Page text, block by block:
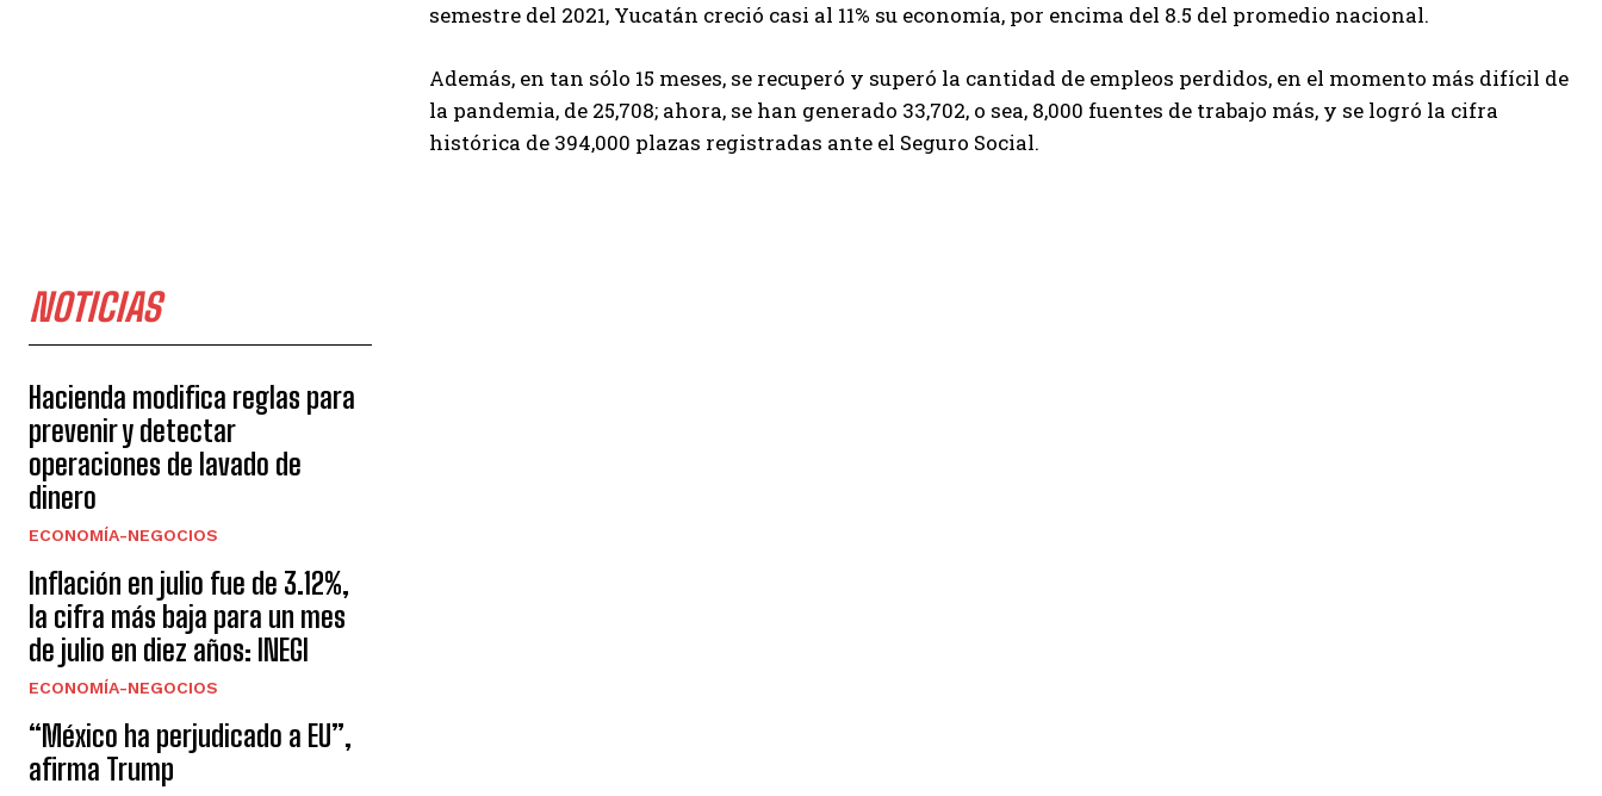
NOTICIAS
Hacienda modifica reglas para
prevenir y detectar
operaciones de lavado de
dinero
ECONOMÍA-NEGOCIOS
Inflación en julio fue de 3.12%,
la cifra más baja para un mes
de julio en diez años: INEGI
ECONOMÍA-NEGOCIOS
“México ha perjudicado a EU”,
afirma Trump
semestre del 2021, Yucatán creció casi al 11% su economía, por encima del 8.5 del promedio nacional.
Además, en tan sólo 15 meses, se recuperó y superó la cantidad de empleos perdidos, en el momento más difícil de
la pandemia, de 25,708; ahora, se han generado 33,702, o sea, 8,000 fuentes de trabajo más, y se logró la cifra
histórica de 394,000 plazas registradas ante el Seguro Social.